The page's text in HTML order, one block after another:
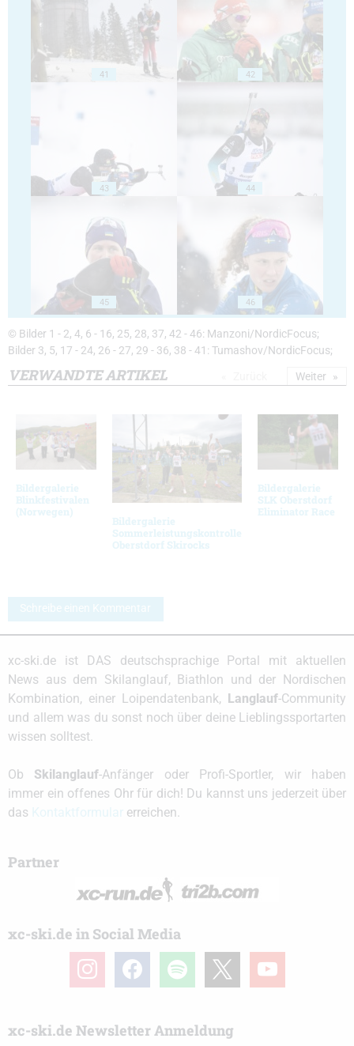
41 42
43 44
45 46
© Bilder 1 - 2, 4, 6 - 16, 25, 28, 37, 42 - 46: Manzoni/NordicFocus;
Bilder 3, 5, 17 - 24, 26 - 27, 29 - 36, 38 - 41: Tumashov/NordicFocus;
VERWANDTE ARTIKEL
Bildergalerie
Blinkfestivalen
(Norwegen)
Bildergalerie
Sommerleistungskontrolle
Oberstdorf Skirocks
Bildergalerie
SLK Oberstdorf
Eliminator Race
Weiter
Schreibe einen Kommentar
xc-ski.de ist DAS deutschsprachige Portal mit aktuellen
News aus dem Skilanglauf, Biathlon und der Nordischen
Kombination, einer Loipendatenbank, Langlauf-Community
und allem was du sonst noch über deine Lieblingssportarten
wissen solltest.
Ob Skilanglauf-Anfänger oder Profi-Sportler, wir haben
immer ein offenes Ohr für dich! Du kannst uns jederzeit über
das
erreichen.
Partner
xc-ski.de in Social Media
instagramfacebook spotify youtube
xc-ski.de Newsletter Anmeldung